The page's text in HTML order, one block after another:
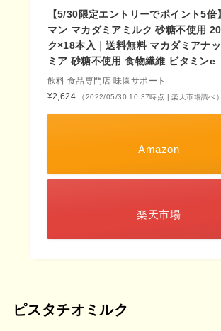
【5/30限定エントリーでポイント5倍
マン マカダミアミルク 砂糖不使用
ク×18本入｜送料無料 マカダミアナ
ミア 砂糖不使用 食物繊維 ビタミンe
飲料 食品専門店 味園サポート
¥2,624
（2022/05/30 10:37時点 | 楽天市場調べ）
Amazon
楽天市場
ピスタチオミルク